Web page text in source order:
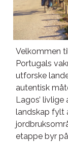
Velkommen
Portugals
utforske
autentisk
Lagos’
landskap fylt
etappe byr